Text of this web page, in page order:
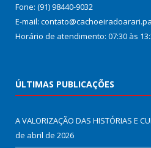
Fone: (91) 98440-9032
E-mail:
Horário de atendimento: 07:30 às
ÚLTIMAS PUBLICAÇÕES
A VALORIZAÇÃO DAS HISTÓRIAS E
de abril de 2026